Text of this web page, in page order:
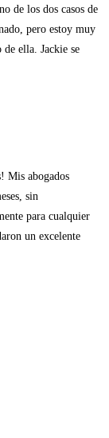
de los dos casos de
pero estoy muy
ella. Jackie se
Mis abogados
sin
para cualquier
un excelente